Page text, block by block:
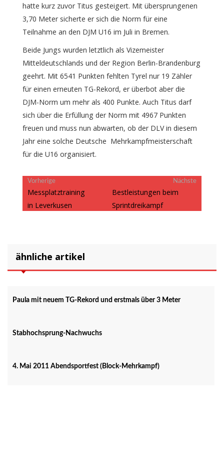
hatte kurz zuvor Titus gesteigert. Mit übersprungenen
3,70 Meter sicherte er sich die Norm für eine
Teilnahme an den DJM U16 im Juli in Bremen.
Beide Jungs wurden letztlich als Vizemeister
Mitteldeutschlands und der Region Berlin-Brandenburg
geehrt. Mit 6541 Punkten fehlten Tyrel nur 19 Zähler
für einen erneuten TG-Rekord, er überbot aber die
DJM-Norm um mehr als 400 Punkte. Auch Titus darf
sich über die Erfüllung der Norm mit 4967 Punkten
freuen und muss nun abwarten, ob der DLV in diesem
Jahr eine solche Deutsche Mehrkampfmeisterschaft
für die U16 organisiert.
Beitragsnavigation
VorherigeVorheriger
Beitrag:
Messplatztraining
in Leverkusen
NächsteNächster
Bestleistungen beim
Sprintdreikampf
ähnliche artikel
Paula mit neuem TG-Rekord und erstmals über 3 Meter
Stabhochsprung-Nachwuchs
4. Mai 2011 Abendsportfest (Block-Mehrkampf)